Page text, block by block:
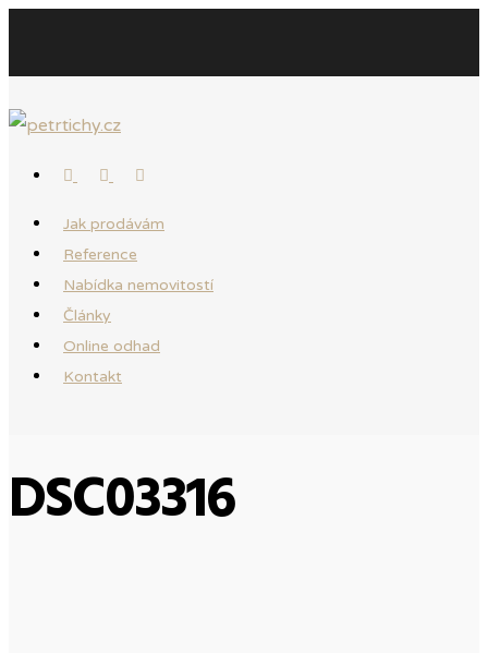
Jak prodávám
Reference
Nabídka nemovitostí
Články
Online odhad
Kontakt
DSC03316